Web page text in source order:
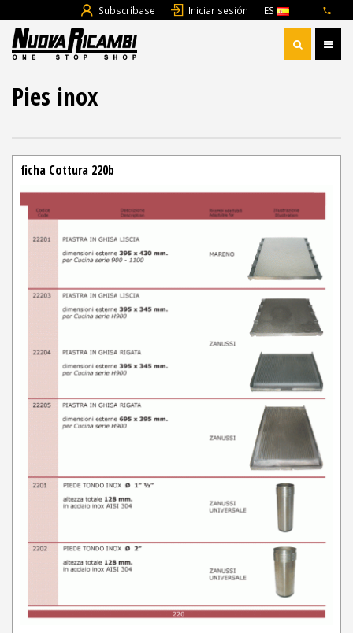
Subscríbase Iniciar sesión ES
Pies inox
ficha Cottura 220b